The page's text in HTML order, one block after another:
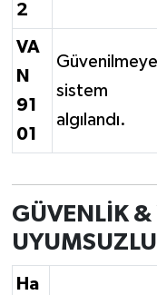
2
VA
N
91
01
sistem
algılandı.
GÜVENLİK
Ha